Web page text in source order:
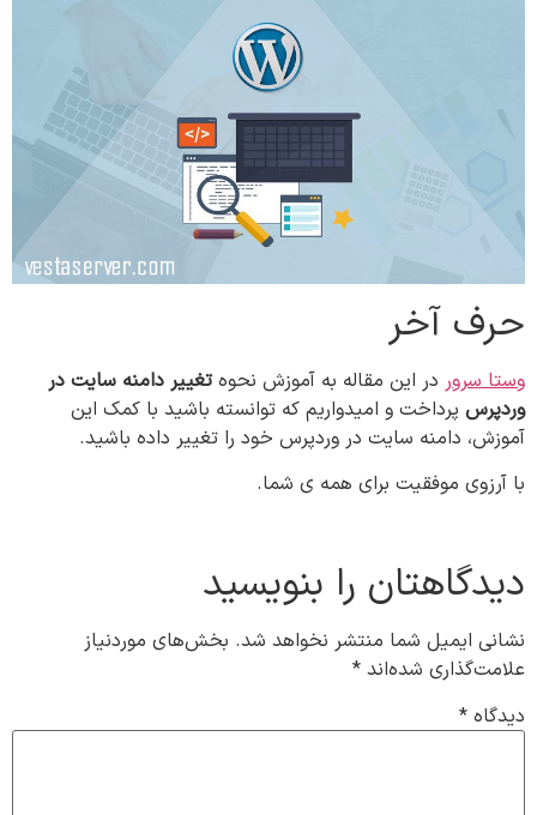
حرف آخر
وستا سرور در این مقاله به آموزش نحوهتغییر دامنه سایت در
وردپرس پرداخت و امیدواریم که توانسته باشید با کمک این
آموزش، دامنه سایت در وردپرس خود را تغییر داده باشید.
با آرزوی موفقیت برای همه ی شما.
دیدگاهتان را بنویسید
نشانی ایمیل شما منتشر نخواهد شد. بخش‌های موردنیاز
علامت‌گذاری شده‌اند *
دیدگاه *